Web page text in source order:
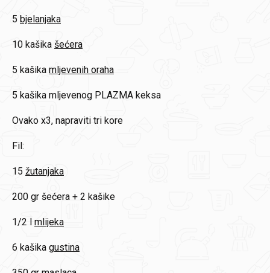
5 bjelanjaka
10 kašika šećera
5 kašika mljevenih oraha
5 kašika mljevenog PLAZMA keksa
Ovako x3, napraviti tri kore
Fil:
15 žutanjaka
200 gr šećera + 2 kašike
1/2 l mlijeka
6 kašika gustina